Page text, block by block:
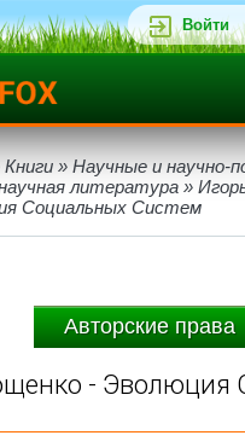
Войти
Книги » Научные и научно-
литература »
Социальных Систем
Авторские права
- Эволюция